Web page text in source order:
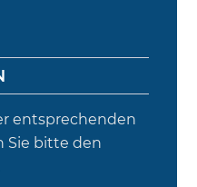
entsprechenden
Sie bitte den